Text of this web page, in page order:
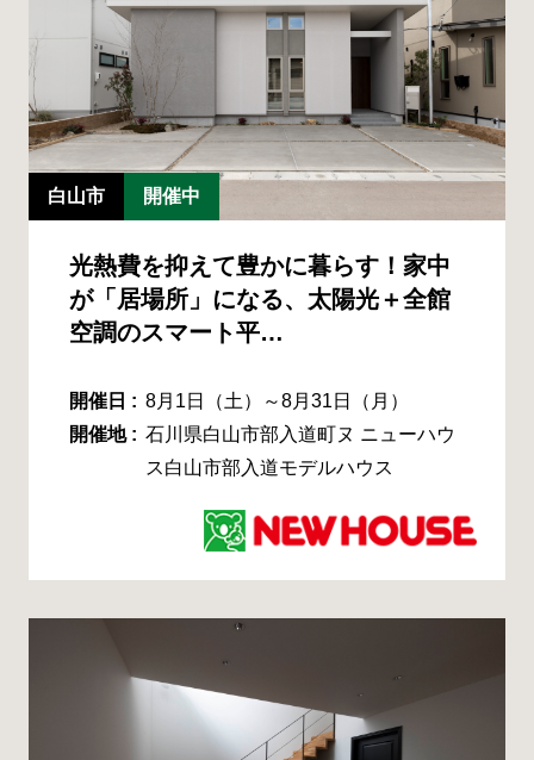
白山市 開催中
光熱費を抑えて豊かに暮らす！家中
が「居場所」になる、太陽光＋全館
空調のスマート平…
開催日 : 8月1日（土）～8月31日（月）
開催地 : 石川県白山市部入道町ヌ ニューハウ
ス白山市部入道モデルハウス